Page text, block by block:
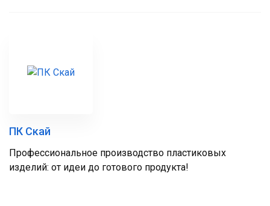
ПК Скай
Профессиональное производство пластиковых
изделий: от идеи до готового продукта!